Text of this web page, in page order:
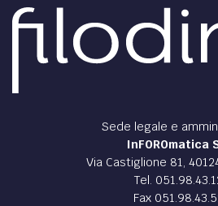
Sede legale e
InFOROmatica
Via Castiglione 81,
Tel.
Fax